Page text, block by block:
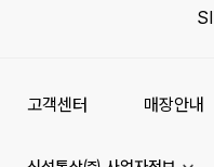
고객센터 매장안내